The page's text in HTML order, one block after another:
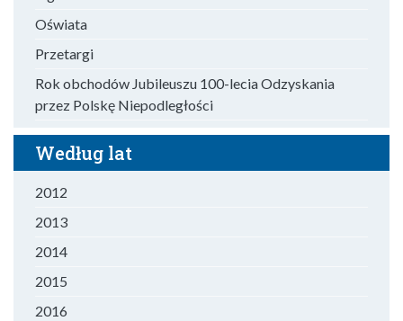
Oświata
Przetargi
Rok obchodów Jubileuszu 100-lecia Odzyskania
przez Polskę Niepodległości
Według lat
2012
2013
2014
2015
2016